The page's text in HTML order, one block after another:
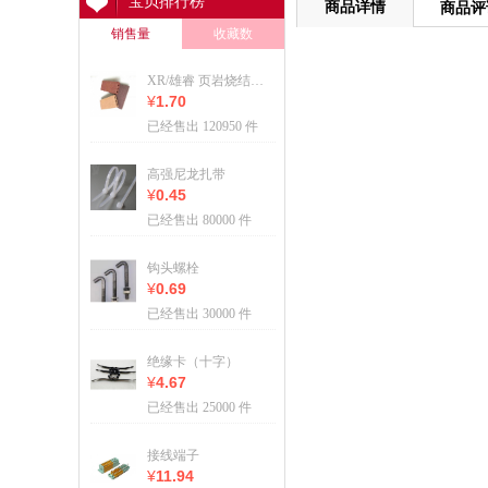
销售量 收藏数
XR/雄睿 页岩烧结多孔砖空心砖/多孔砖空心砖
¥1.70
已经售出 120950 件
高强尼龙扎带
¥0.45
已经售出 80000 件
钩头螺栓
¥0.69
已经售出 30000 件
绝缘卡（十字）
¥4.67
已经售出 25000 件
接线端子
¥11.94
商品详情 商品